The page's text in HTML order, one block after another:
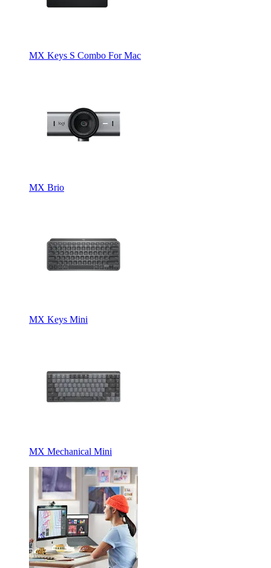
MX Keys S Combo For Mac
MX Brio
MX Keys Mini
MX Mechanical Mini